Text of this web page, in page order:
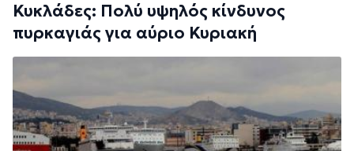
Κυκλάδες: Πολύ υψηλός κίνδυνος
πυρκαγιάς για αύριο Κυριακή